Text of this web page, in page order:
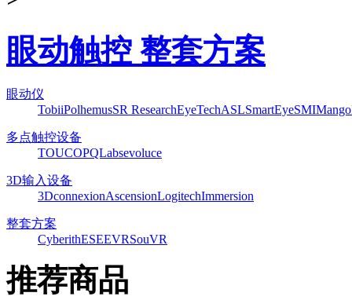
眼动触控 整套方案
眼动仪
TobiiPolhemusSR ResearchEyeTechASLSmartEyeSMI
多点触控设备
TOUCOPQLabsevoluce
3D输入设备
3DconnexionAscensionLogitechImmersion
整套方案
CyberithESEEVRSouVR
推荐商品